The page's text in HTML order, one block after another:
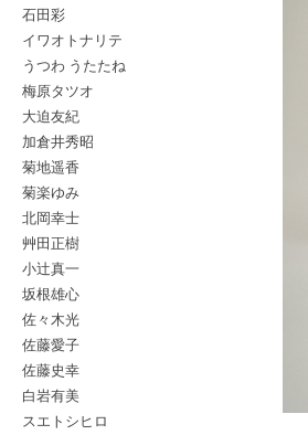
石田彩
イワオトナリテ
うつわ うたたね
梅原タツオ
大迫友紀
加倉井秀昭
菊地遥香
菊楽ゆみ
北岡幸士
艸田正樹
小辻真一
坂根雄心
佐々木光
佐藤愛子
佐藤史幸
白岩有美
スエトシヒロ